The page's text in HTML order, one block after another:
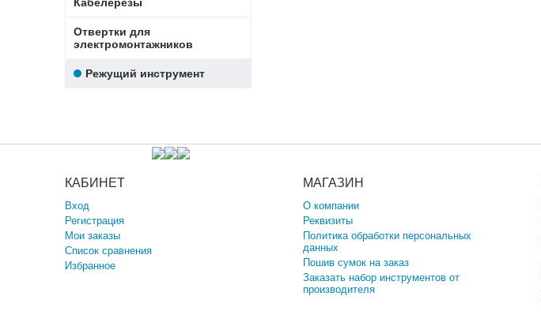
Отвертки для
электромонтажников
Режущий инструмент
КАБИНЕТ
Вход
Регистрация
Мои заказы
Список сравнения
Избранное
МАГАЗИН
О компании
Реквизиты
Политика обработки персональных
данных
Пошив сумок на заказ
Заказать набор инструментов от
производителя